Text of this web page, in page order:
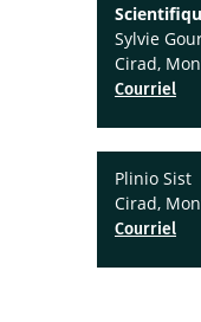
Sylvie
Cirad,
Courriel
Plinio Sist
Cirad,
Courriel